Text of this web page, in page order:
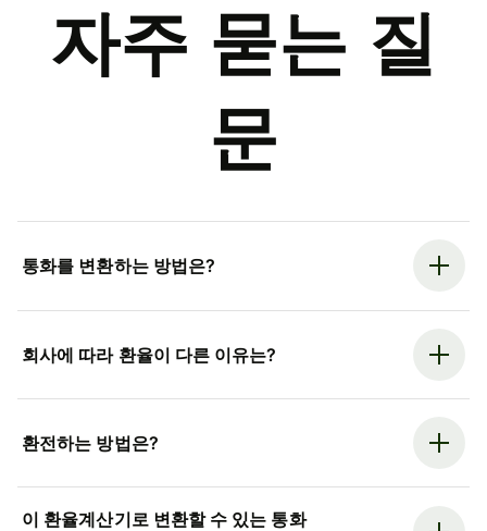
자주 묻는 질
문
통화를 변환하는 방법은?
회사에 따라 환율이 다른 이유는?
환전하는 방법은?
이 환율계산기로 변환할 수 있는 통화